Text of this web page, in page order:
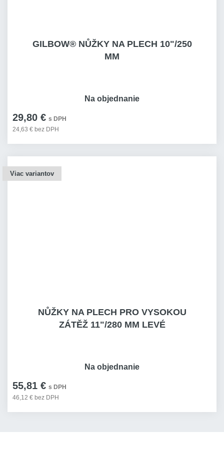
GILBOW® NŮŽKY NA PLECH 10"/250
MM
29,80 € s DPH
24,63 € bez DPH
Na objednanie
Viac variantov
NŮŽKY NA PLECH PRO VYSOKOU
ZÁTĚŽ 11"/280 MM LEVÉ
55,81 € s DPH
46,12 € bez DPH
Na objednanie